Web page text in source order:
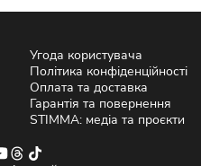
одягу для жінок є
модель безрукавки має
увагу на перевагах
Угода користувача
Політика конфіденційності
Оплата та доставка
Гарантія та повернення
STIMMA: медіа та проєкти